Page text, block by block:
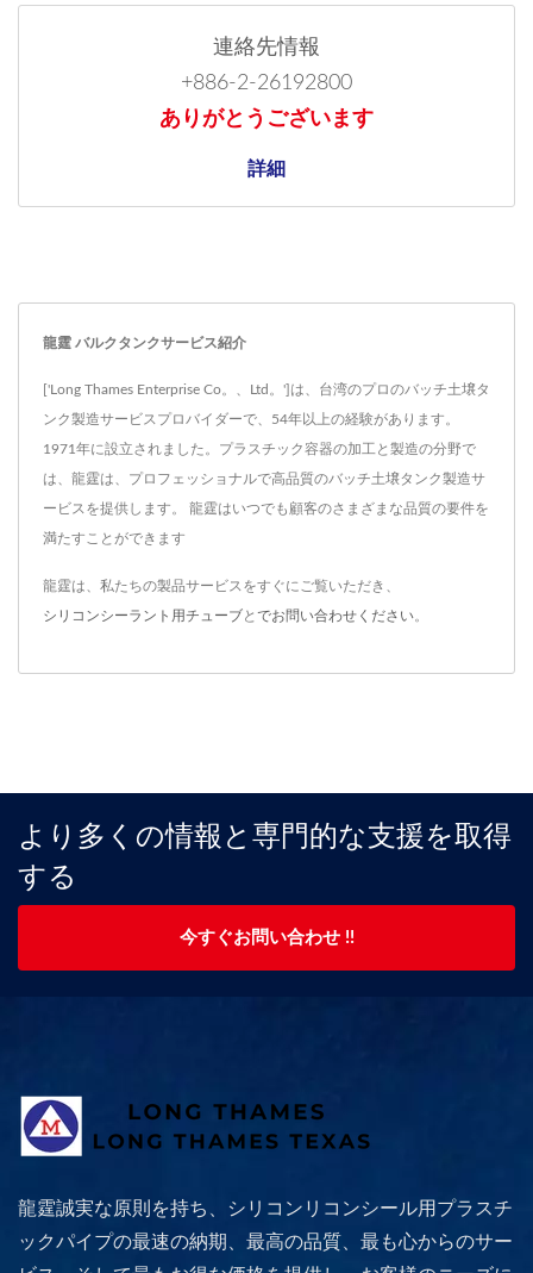
連絡先情報
+886-2-26192800
ありがとうございます
詳細
龍霆 バルクタンクサービス紹介
['Long Thames Enterprise Co。、Ltd。']は、台湾のプロのバッチ土壌タ
ンク製造サービスプロバイダーで、54年以上の経験があります。
1971年に設立されました。プラスチック容器の加工と製造の分野で
は、龍霆は、プロフェッショナルで高品質のバッチ土壌タンク製造サ
ービスを提供します。 龍霆はいつでも顧客のさまざまな品質の要件を
満たすことができます
龍霆は、私たちの製品サービスをすぐにご覧いただき、
シリコンシーラント用チューブと でお問い合わせください。
より多くの情報と専門的な支援を取得
する
今すぐお問い合わせ !!
龍霆誠実な原則を持ち、シリコンリコンシール用プラスチ
ックパイプの最速の納期、最高の品質、最も心からのサー